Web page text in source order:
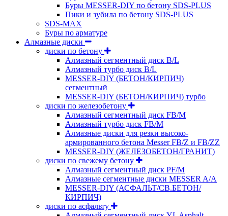
Буры MESSER-DIY по бетону SDS-PLUS
Пики и зубила по бетону SDS-PLUS
SDS-MAX
Буры по арматуре
Алмазные диски
диски по бетону
Алмазный сегментный диск B/L
Алмазный турбо диск B/L
MESSER-DIY (БЕТОН/КИРПИЧ)
сегментный
MESSER-DIY (БЕТОН/КИРПИЧ) турбо
диски по железобетону
Алмазный сегментный диск FB/M
Алмазный турбо диск FB/M
Алмазные диски для резки высоко-
армированного бетона Messer FB/Z и FB/ZZ
MESSER-DIY (ЖЕЛЕЗОБЕТОН/ГРАНИТ)
диски по свежему бетону
Алмазный сегментный диск PF/M
Алмазные сегментные диски MESSER A/A
MESSER-DIY (АСФАЛЬТ/СВ.БЕТОН/
КИРПИЧ)
диски по асфальту